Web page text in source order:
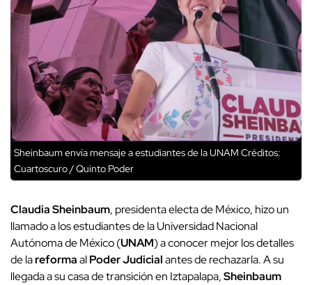
Sheinbaum envía mensaje a estudiantes de la UNAM Créditos:
Cuartoscuro / Quinto Poder
ClaudiaSheinbaum, presidenta electa de México, hizo un
llamado a los estudiantes de la Universidad Nacional
Autónoma de México (UNAM) a conocer mejor los detalles
de lareformaalPoder Judicialantes de rechazarla. A su
llegada a su casa de transición en Iztapalapa,Sheinbaum